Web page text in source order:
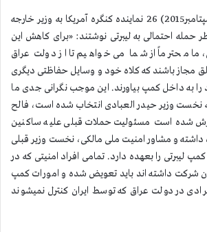
در روز 30شهریور (21 سپتامبر2015) 26 نماینده كنگره آمریكا به وزیر خارجه
حمله احتمالی به لیبرتی نوشتند: «برای كاهش این
ما محترماً از شما می خواهیم تا از دولت عراق
مجاز باشند كه كلاه خود و وسایل حفاظتی دیگری
به داخل كمپ بیاورند. این موجب نگرانی جدی ما
نخست وزیر حیدر العبادی انتخاب شده است، فالح
شده است مسئولیت حملات قبلی علیه ساكنین
و مشاور امنیت ملی مالكی، نخست وزیر قبلی
لیبرتی را بعهده دارد. تمامی افراد امنیتی كه در
شركت داشته اند باید تعویض شده و امورات كمپ
افرادی در دولت عراق كه توسط ایران كنترل نمیشوند